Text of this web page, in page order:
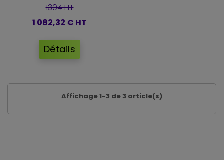
1304 HT
1 082,32 € HT
Détails
Affichage 1-3 de 3 article(s)